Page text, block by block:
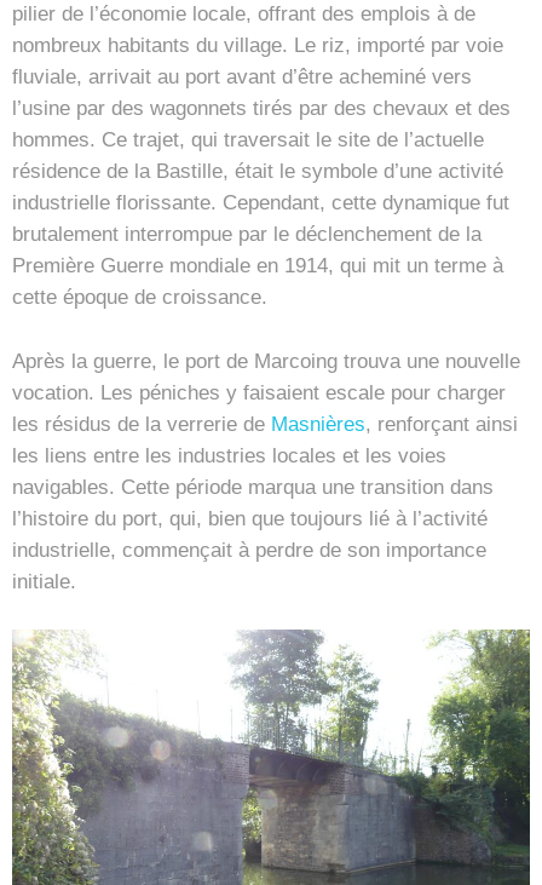
pilier de l’économie locale, offrant des emplois à de
nombreux habitants du village. Le riz, importé par voie
fluviale, arrivait au port avant d’être acheminé vers
l’usine par des wagonnets tirés par des chevaux et des
hommes. Ce trajet, qui traversait le site de l’actuelle
résidence de la Bastille, était le symbole d’une activité
industrielle florissante. Cependant, cette dynamique fut
brutalement interrompue par le déclenchement de la
Première Guerre mondiale en 1914, qui mit un terme à
cette époque de croissance.
Après la guerre, le port de Marcoing trouva une nouvelle
vocation. Les péniches y faisaient escale pour charger
les résidus de la verrerie de Masnières, renforçant ainsi
les liens entre les industries locales et les voies
navigables. Cette période marqua une transition dans
l’histoire du port, qui, bien que toujours lié à l’activité
industrielle, commençait à perdre de son importance
initiale.